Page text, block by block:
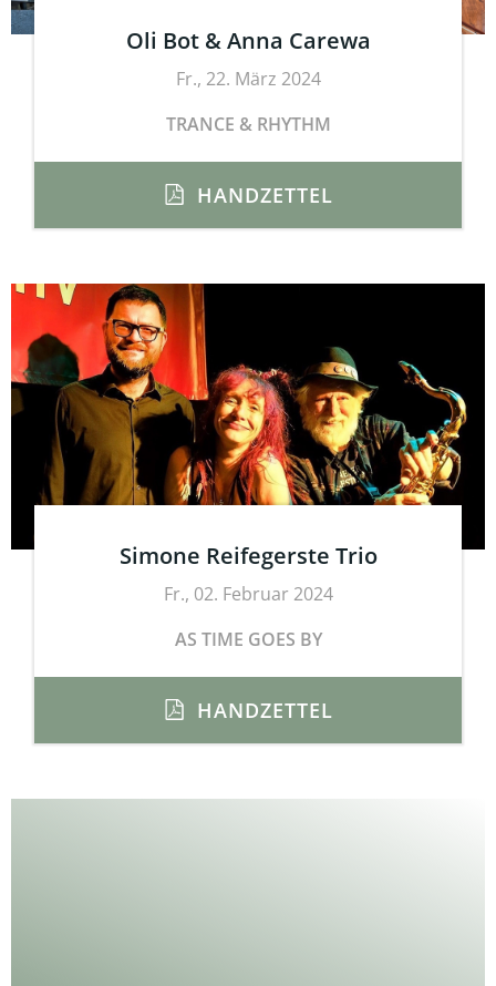
Oli Bot & Anna Carewa
Fr., 22. März 2024
TRANCE & RHYTHM
HANDZETTEL
Simone Reifegerste Trio
Fr., 02. Februar 2024
AS TIME GOES BY
HANDZETTEL